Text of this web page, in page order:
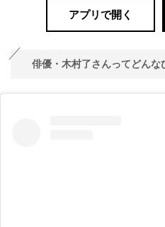
アプリで開く
俳優・木村了さんってどんな